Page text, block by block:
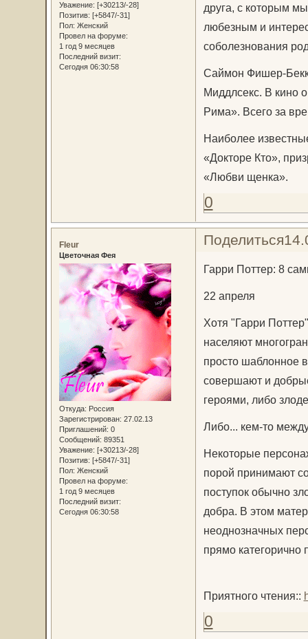
Уважение: [+30213/-28]
Позитив: [+5847/-31]
Пол: Женский
Провел на форуме:
1 год 9 месяцев
Последний визит:
Сегодня 06:30:58
друга, с которым
любезным и
соболезнования
Саймон Фишер-
Миддлсекс. В кино
Рима». Всего за
Наиболее
«Докторе Кто»,
«Любви щенка».
0
Поделиться
Fleur
Цветочная Фея
Откуда: Россия
Зарегистрирован: 27.02.13
Приглашений: 0
Сообщений: 89351
Уважение: [+30213/-28]
Позитив: [+5847/-31]
Пол: Женский
Провел на форуме:
1 год 9 месяцев
Последний визит:
Сегодня 06:30:58
Гарри Поттер: 8
22 апреля
Хотя "Гарри
населяют
просто шаблонное
совершают и
героями, либо
Либо... кем-то
Некоторые
порой принимают
поступок обычно
добра. В этом
неоднозначных
прямо категорично
Приятного чтения::
0